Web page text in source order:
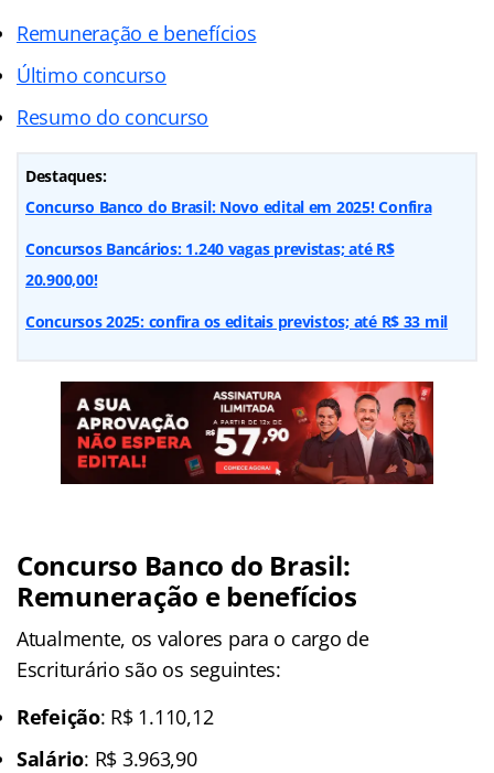
Remuneração e benefícios
Último concurso
Resumo do concurso
Destaques:
Concurso Banco do Brasil: Novo edital em 2025! Confira
Concursos Bancários: 1.240 vagas previstas; até R$
20.900,00!
Concursos 2025: confira os editais previstos; até R$ 33 mil
Concurso Banco do Brasil:
Remuneração e benefícios
Atualmente, os valores para o cargo de
Escriturário são os seguintes:
Refeição: R$ 1.110,12
Salário: R$ 3.963,90